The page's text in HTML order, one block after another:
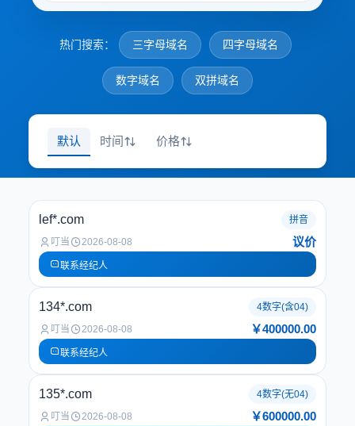
热门搜索： 三字母域名 四字母域名
数字域名 双拼域名
默认 时间 价格
lef*.com 拼音
议价
叮当 2026-08-08
联系经纪人
134*.com 4数字(含04)
￥400000.00
叮当 2026-08-08
联系经纪人
135*.com 4数字(无04)
￥600000.00
叮当 2026-08-08